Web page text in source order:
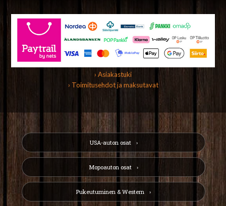
› Asiakastuki
› Toimitusehdot ja maksutavat
USA-auton osat
Mopoauton osat
Pukeutuminen & Western